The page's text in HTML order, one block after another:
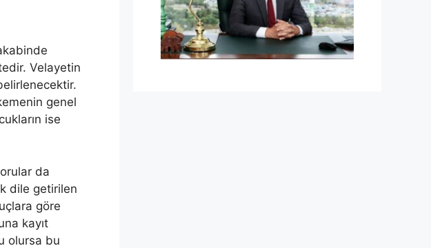
Velayetin
genel
ise
da
dile getirilen
göre
kayıt
olursa bu